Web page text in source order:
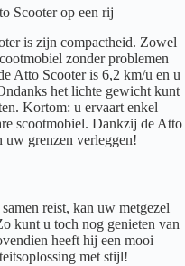
Scooter op een rij
is zijn compactheid. Zowel
zonder problemen
Atto Scooter is 6,2 km/u en u
het lichte gewicht kunt
Kortom: u ervaart enkel
scootmobiel. Dankzij de Atto
uw grenzen verleggen!
reist, kan uw metgezel
kunt u toch nog genieten van
heeft hij een mooi
met stijl!